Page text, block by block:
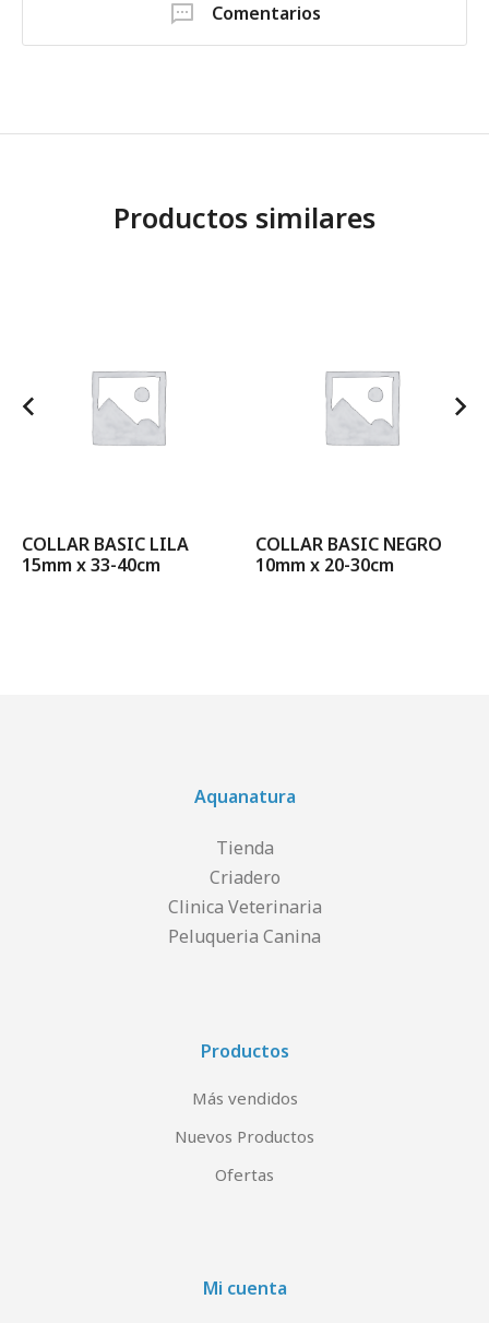
Comentarios
Productos similares
COLLAR BASIC LILA
15mm x 33-40cm
COLLAR BASIC NEGRO
10mm x 20-30cm
Aquanatura
Tienda
Criadero
Clinica Veterinaria
Peluqueria Canina
Productos
Más vendidos
Nuevos Productos
Ofertas
Mi cuenta